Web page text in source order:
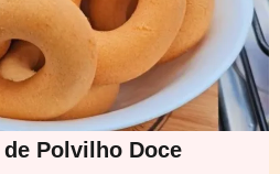
Polvilho Doce